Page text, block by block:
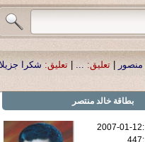
...
|تعليق: شكرا جزيلا أستاذ حمد
بطاقةخالد منتصر
:
2007-01-12
:
447